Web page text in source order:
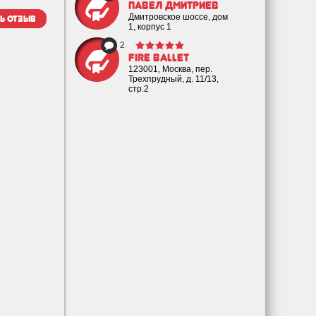
Павел Дмитриев
Дмитровское шоссе, дом
1, корпус 1
2
Fire Ballet
123001, Москва, пер.
Трехпрудный, д. 11/13,
стр.2
отзыв